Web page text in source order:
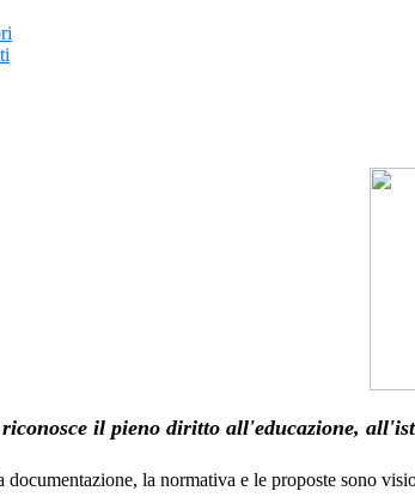
il pieno diritto all'educazione,
documentazione, la normativa e le proposte sono